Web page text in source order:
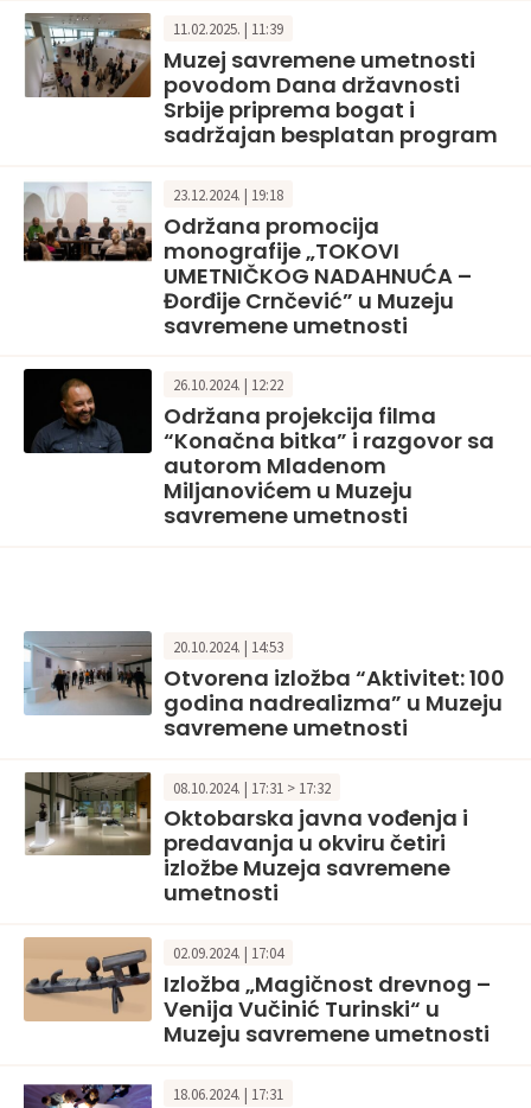
11.02.2025. | 11:39
Muzej savremene umetnosti
povodom Dana državnosti
Srbije priprema bogat i
sadržajan besplatan program
23.12.2024. | 19:18
Održana promocija
monografije „TOKOVI
UMETNIČKOG NADAHNUĆA –
Đorđije Crnčević” u Muzeju
savremene umetnosti
26.10.2024. | 12:22
Održana projekcija filma
“Konačna bitka” i razgovor sa
autorom Mladenom
Miljanovićem u Muzeju
savremene umetnosti
20.10.2024. | 14:53
Otvorena izložba “Aktivitet: 100
godina nadrealizma” u Muzeju
savremene umetnosti
08.10.2024. | 17:31 > 17:32
Oktobarska javna vođenja i
predavanja u okviru četiri
izložbe Muzeja savremene
umetnosti
02.09.2024. | 17:04
Izložba „Magičnost drevnog –
Venija Vučinić Turinski“ u
Muzeju savremene umetnosti
18.06.2024. | 17:31